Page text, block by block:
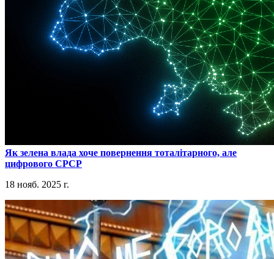
​Як зелена влада хоче повернення тоталітарного, але
цифрового СРСР
18 нояб. 2025 г.